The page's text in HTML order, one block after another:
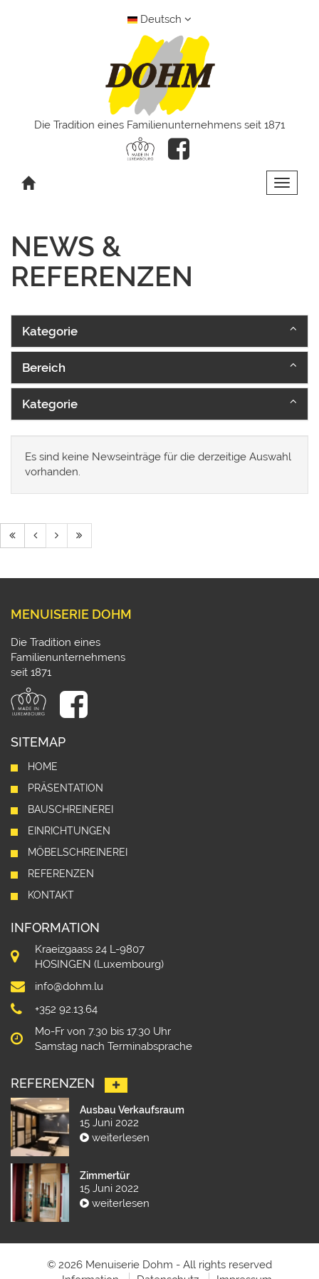
Deutsch
Die Tradition eines Familienunternehmens seit 1871
Toggle
NEWS &
REFERENZEN
Kategorie
Bereich
Kategorie
Es sind keine Newseinträge für die derzeitige Auswahl
vorhanden.
MENUISERIE DOHM
Die Tradition eines
Familienunternehmens
seit 1871
SITEMAP
HOME
PRÄSENTATION
BAUSCHREINEREI
EINRICHTUNGEN
MÖBELSCHREINEREI
REFERENZEN
KONTAKT
INFORMATION
Kraeizgaass 24 L-9807
HOSINGEN (Luxembourg)
info@dohm.lu
+352 92.13.64
Mo-Fr von 7.30 bis 17.30 Uhr
Samstag nach Terminabsprache
REFERENZEN
Ausbau Verkaufsraum
15 Juni 2022
weiterlesen
Zimmertür
15 Juni 2022
weiterlesen
© 2026 Menuiserie Dohm - All rights reserved